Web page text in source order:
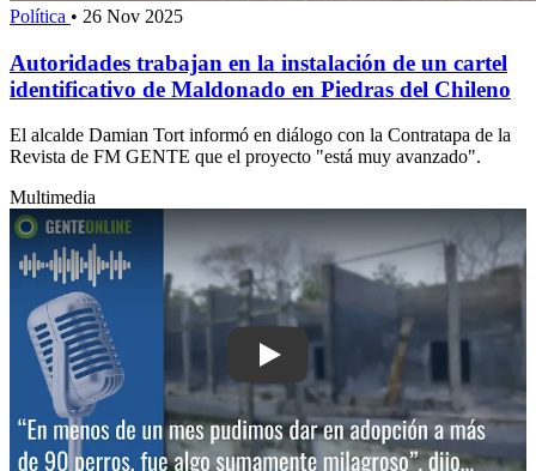
Política • 26 Nov 2025
Autoridades trabajan en la instalación de un cartel
identificativo de Maldonado en Piedras del Chileno
El alcalde Damian Tort informó en diálogo con la Contratapa de la
Revista de FM GENTE que el proyecto "está muy avanzado".
Multimedia
Play: “En menos de un mes pudimos